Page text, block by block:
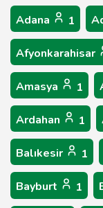
Adana 1
Afyonkarahisar
Amasya 1
Ardahan 1
Balıkesir 1
Bayburt 1